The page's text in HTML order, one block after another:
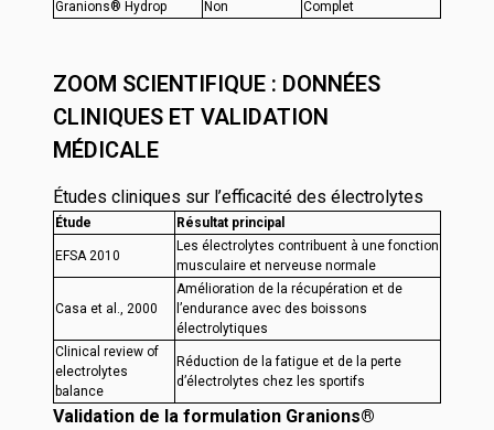
Granions® Hydrop Non Complet
ZOOM SCIENTIFIQUE : DONNÉES
CLINIQUES ET VALIDATION
MÉDICALE
Études cliniques sur l’efficacité des électrolytes
Étude Résultat principal
EFSA 2010
Les électrolytes contribuent à une fonction
musculaire et nerveuse normale
Casa et al., 2000
Amélioration de la récupération et de
l’endurance avec des boissons
électrolytiques
Clinical review of
electrolytes
balance
Réduction de la fatigue et de la perte
d’électrolytes chez les sportifs
Validation de la formulation Granions®